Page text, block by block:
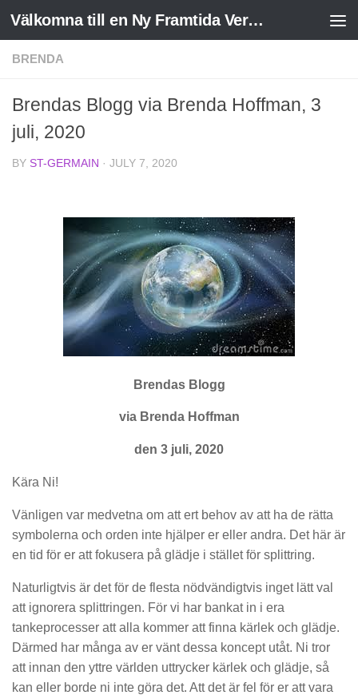
Skip to content Välkomna till en Ny Framtida Verklighet
BRENDA
Brendas Blogg via Brenda Hoffman, 3
juli, 2020
BY ST-GERMAIN · JULY 7, 2020
Brendas Blogg
via Brenda Hoffman
den 3 juli, 2020
Kära Ni!
Vänligen var medvetna om att ert behov av att ha de rätta
symbolerna och orden inte hjälper er eller andra. Det här är
en tid för er att fokusera på glädje i stället för splittring.
Naturligtvis är det för de flesta nödvändigtvis inget lätt val
att ignorera splittringen. För vi har bankat in i era
tankeprocesser att alla kommer att finna kärlek och glädje.
Därmed har många av er vänt dessa koncept utåt. Ni tror
att innan den yttre världen uttrycker kärlek och glädje, så
kan eller borde ni inte göra det. Att det är fel för er att vara